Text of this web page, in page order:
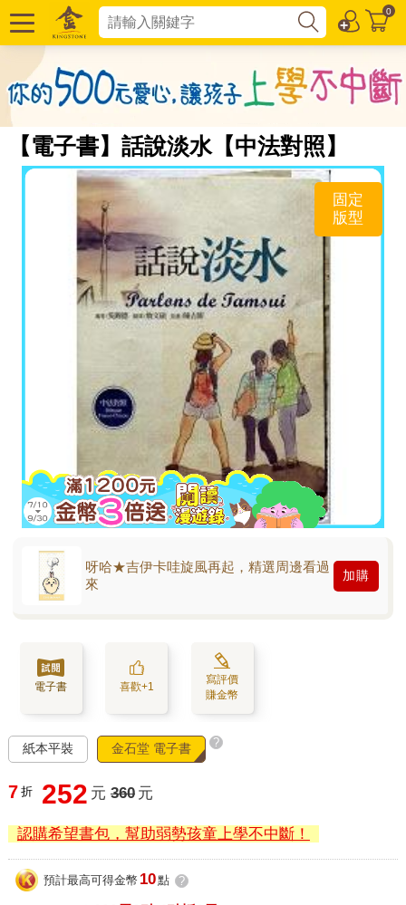
0
【電子書】話說淡水【中法對照】
固定
版型
呀哈★吉伊卡哇旋風再起，精選周邊看過
來
加購
電子書 喜歡+1
寫評價
賺金幣
紙本平裝 金石堂 電子書 ?
7 折 252 元 360 元
認購希望書包，幫助弱勢孩童上學不中斷！
預計最高可得金幣 10點 ?